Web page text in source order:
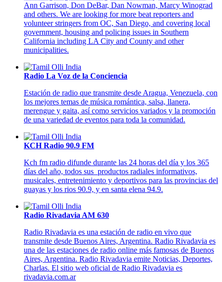
Ann Garrison, Don DeBar, Dan Nowman, Marcy Winograd
and others. We are looking for more beat reporters and
volunteer stringers from OC, San Diego, and covering local
government, housing and policing issues in Southern
California including LA City and County and other
municipalities.
Radio La Voz de la Conciencia
Estación de radio que transmite desde Aragua, Venezuela, con
los mejores temas de música romántica, salsa, llanera,
merengue y gaita, así como servicios variados y la promoción
de una variedad de eventos para toda la comunidad.
KCH Radio 90.9 FM
Kch fm radio difunde durante las 24 horas del día y los 365
días del año, todos sus productos radiales informativos,
musicales, entretenimiento y deportivos para las provincias del
guayas y los rios 90.9, y en santa elena 94.9.
Radio Rivadavia AM 630
Radio Rivadavia es una estación de radio en vivo que
transmite desde Buenos Aires, Argentina. Radio Rivadavia es
una de las estaciones de radio online más famosas de Buenos
Aires, Argentina. Radio Rivadavia emite Noticias, Deportes,
Charlas. El sitio web oficial de Radio Rivadavia es
rivadavia.com.ar